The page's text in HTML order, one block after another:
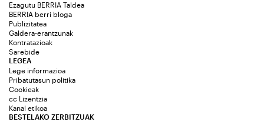
Ezagutu BERRIA Taldea
BERRIA berri bloga
Publizitatea
Galdera-erantzunak
Kontratazioak
Sarebide
LEGEA
Lege informazioa
Pribatutasun politika
Cookieak
cc Lizentzia
Kanal etikoa
BESTELAKO ZERBITZUAK